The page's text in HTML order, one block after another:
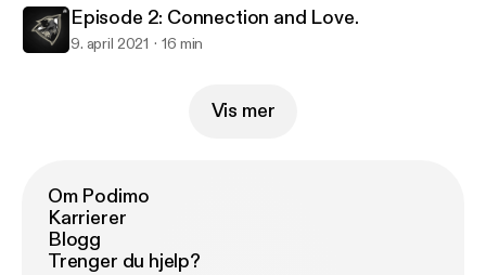
Episode 2: Connection and Love.
9. april 2021 16 min
Vis mer
Om Podimo
Karrierer
Blogg
Trenger du hjelp?